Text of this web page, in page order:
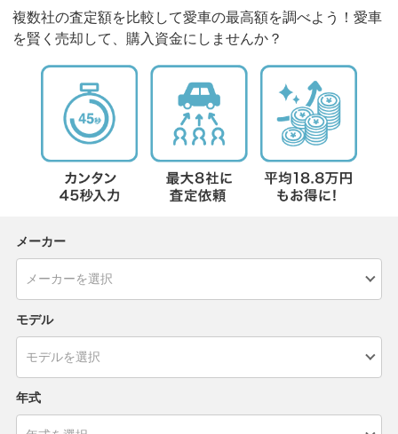
複数社の査定額を比較して愛車の最高額を調べよう！愛車
を賢く売却して、購入資金にしませんか？
メーカー
モデル
年式